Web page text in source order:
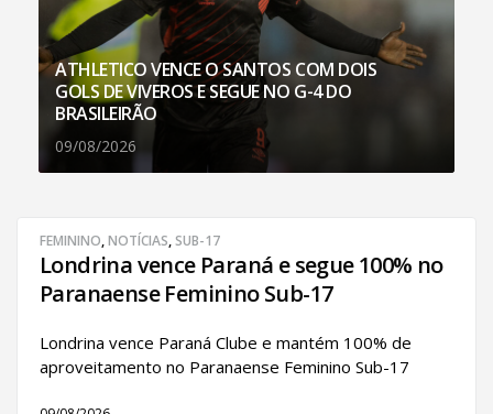
ATHLETICO VENCE O SANTOS COM DOIS
GOLS DE VIVEROS E SEGUE NO G-4 DO
BRASILEIRÃO
09/08/2026
FEMININO,NOTÍCIAS,SUB-17
Londrina vence Paraná e segue 100% no
Paranaense Feminino Sub-17
Londrina vence Paraná Clube e mantém 100% de
aproveitamento no Paranaense Feminino Sub-17